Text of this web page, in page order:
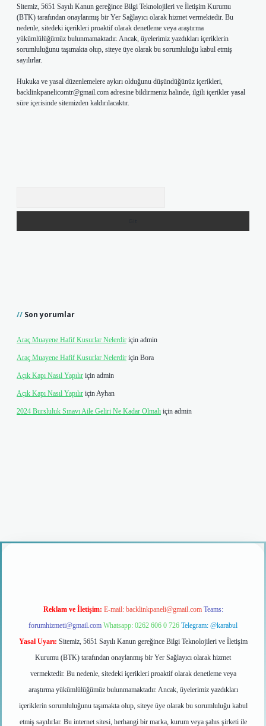
Sitemiz, 5651 Sayılı Kanun gereğince Bilgi Teknolojileri ve İletişim Kurumu
(BTK) tarafından onaylanmış bir Yer Sağlayıcı olarak hizmet vermektedir. Bu
nedenle, sitedeki içerikleri proaktif olarak denetleme veya araştırma
yükümlülüğümüz bulunmamaktadır. Ancak, üyelerimiz yazdıkları içeriklerin
sorumluluğunu taşımakta olup, siteye üye olarak bu sorumluluğu kabul etmiş
sayılırlar.
Hukuka ve yasal düzenlemelere aykırı olduğunu düşündüğünüz içerikleri,
backlinkpanelicomtr@gmail.com adresine bildirmeniz halinde, ilgili içerikler yasal
süre içerisinde sitemizden kaldırılacaktır.
Son yorumlar
Araç Muayene Hafif Kusurlar Nelerdir için admin
Araç Muayene Hafif Kusurlar Nelerdir için Bora
Açık Kapı Nasıl Yapılır için admin
Açık Kapı Nasıl Yapılır içinAyhan
2024 Bursluluk Sınavı Aile Geliri Ne Kadar Olmalı için admin
Reklam ve İletişim: E-mail: backlinkpaneli@gmail.com Teams:
forumhizmeti@gmail.com Whatsapp: 0262 606 0 726 Telegram: @karabul
Yasal Uyarı: Sitemiz, 5651 Sayılı Kanun gereğince Bilgi Teknolojileri ve İletişim
Kurumu (BTK) tarafından onaylanmış bir Yer Sağlayıcı olarak hizmet
vermektedir. Bu nedenle, sitedeki içerikleri proaktif olarak denetleme veya
araştırma yükümlülüğümüz bulunmamaktadır. Ancak, üyelerimiz yazdıkları
içeriklerin sorumluluğunu taşımakta olup, siteye üye olarak bu sorumluluğu kabul
etmiş sayılırlar. Bu internet sitesi, herhangi bir marka, kurum veya şahıs şirketi ile